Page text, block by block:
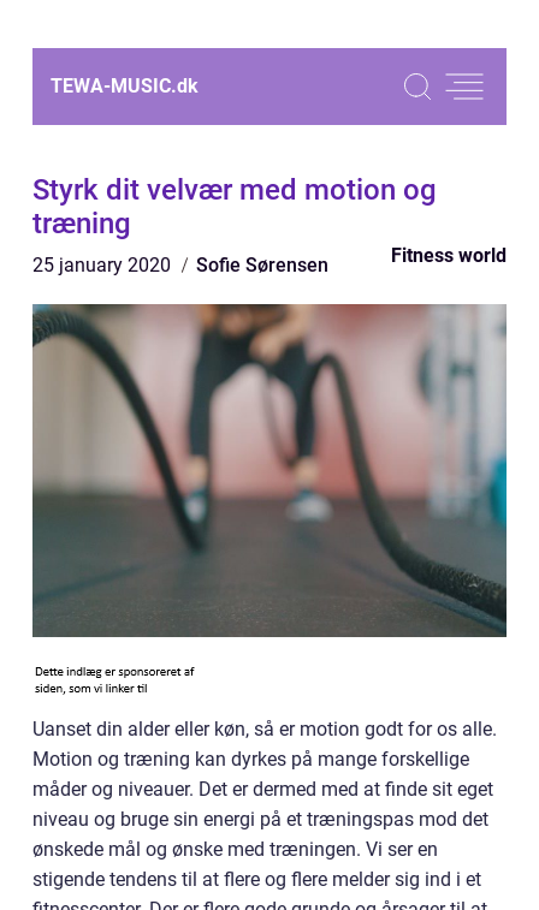
TEWA-MUSIC.dk
Styrk dit velvær med motion og
træning
25 january 2020 Sofie Sørensen Fitness world
Uanset din alder eller køn, så er motion godt for os alle.
Motion og træning kan dyrkes på mange forskellige
måder og niveauer. Det er dermed med at finde sit eget
niveau og bruge sin energi på et træningspas mod det
ønskede mål og ønske med træningen. Vi ser en
stigende tendens til at flere og flere melder sig ind i et